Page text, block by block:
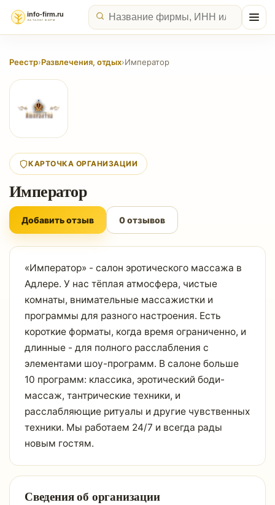
Реестр›Развлечения, отдых›Император
КАРТОЧКА ОРГАНИЗАЦИИ
Император
Добавить отзыв 0 отзывов
«Император» - салон эротического массажа в
Адлере. У нас тёплая атмосфера, чистые
комнаты, внимательные массажистки и
программы для разного настроения. Есть
короткие форматы, когда время ограниченно, и
длинные - для полного расслабления с
элементами шоу-программ. В салоне больше
10 программ: классика, эротический боди-
массаж, тантрические техники, и
расслабляющие ритуалы и другие чувственных
техники. Мы работаем 24/7 и всегда рады
новым гостям.
Сведения об организации